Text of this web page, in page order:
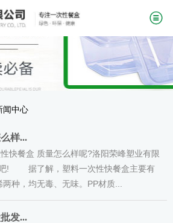
闻中心
样...
餐盒 质量怎么样呢?洛阳荣峰塑业有限
吧! 据了解，塑料一次性快餐盒主要有
种，均无毒、无味。PP材质...
发...